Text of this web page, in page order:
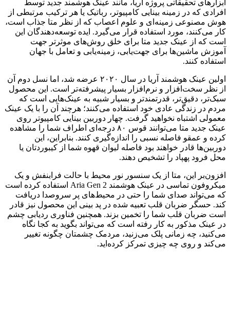
ابزارهای تحقیقاتی پروژه آریا، مانند عینک هوشمند جدید توسط
افرادی که در زمینه بینایی کامپیوتر، رباتیک یا هر ترکیب مرتبطی از
هوش مصنوعی زمینه‌ای و علوم اعصاب که از نظر متا جذاب است،
کار می‌کنند، مورد استفاده قرار می‌گیرد. ایده توسعه‌دهندگان این
است که از عینک جدید متا برای خلق روش‌های موثرتر جهت
آموزش ماشین‌ها برای جهت‌یابی، زمینه‌یابی و تعامل با جهان
استفاده کنند.
اولین عینک هوشمند آریا در سال ۲۰۲۰ عرضه شد، اما نسل دوم آن
از نظر سخت‌افزار و نرم‌افزار بسیار پیشرفته‌تر است. این محصول
سبک‌تر، دقیق‌تر، قدرتمندتر و بسیار شبیه به عینک‌هایی است که
مردم در زندگی عادی خود استفاده می‌کنند؛ هرچند آن را با یک عینک
معمولی اشتباه نخواهید گرفت. چهار دوربین بینایی کامپیوتر روی
عینک جدید متا می‌توانند قوس ۸۰ درجه‌ای اطراف شما را مشاهده
کرده و عمقو فاصله نسبی را اندازه‌گیری کنند. بنابراین، این
دوربین‌ها قادر خواهند بود فاصله لیوان قهوه شما از کیبوردتان یا
محل فرود پهپاد را تشخیص دهند.
افزون‌بر این، متا از یک سنسور نور محیط با حالت فرابنفش و یک
میکروفون تماسی در عینک هوشمند Aria Gen 2 استفاده کرده است
که می‌تواند صدای شما را حتی در محیط‌های پر سروصدا دریافت
کند. حسگر ضربان قلب تعبیه شده در پد بینی این محصول نیز قادر
است ضربان قلب شما را تخمین بزند. همچنین فناوری ردیابی چشم
در عینک مذکور به کار رفته است که می‌تواند بگوید به کجا نگاه
می‌کنید، چه زمانی پلک می‌زنید، مردمک چشمتان چگونه تغییر
می‌کند و روی چه چیزی تمرکز کرده‌اید.